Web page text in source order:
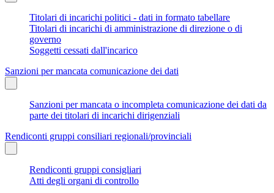
Titolari di incarichi politici - dati in formato tabellare
Titolari di incarichi di amministrazione di direzione o di
governo
Soggetti cessati dall'incarico
Sanzioni per mancata comunicazione dei dati
Sanzioni per mancata o incompleta comunicazione dei dati da
parte dei titolari di incarichi dirigenziali
Rendiconti gruppi consiliari regionali/provinciali
Rendiconti gruppi consigliari
Atti degli organi di controllo